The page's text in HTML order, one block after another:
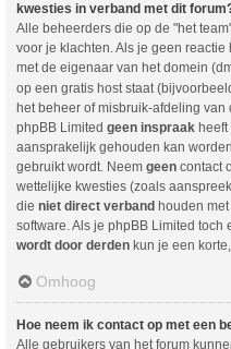
kwesties in verband met dit
Alle beheerders die op de "het
voor je klachten. Als je geen
met de eigenaar van het domein
op een gratis host staat
het beheer of misbruik-afdeling
phpBB Limited geen inspraak
aansprakelijk gehouden kan
gebruikt wordt. Neem geen contact
wettelijke kwesties (zoals
die niet direct verband houden
software. Als je phpBB Limited toch
wordt door derden kun je een
Omhoog
Hoe neem ik contact op met een
Alle gebruikers van het forum